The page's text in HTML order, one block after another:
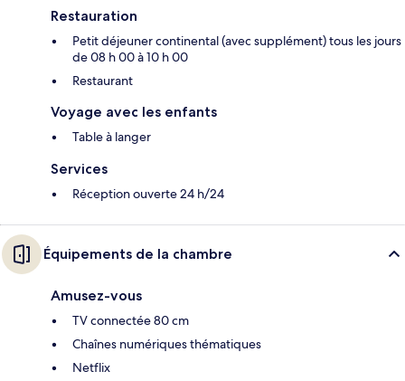
Restauration
Petit déjeuner continental (avec supplément) tous les jours
de 08 h 00 à 10 h 00
Restaurant
Voyage avec les enfants
Table à langer
Services
Réception ouverte 24 h/24
Équipements de la chambre
Amusez-vous
TV connectée 80 cm
Chaînes numériques thématiques
Netflix